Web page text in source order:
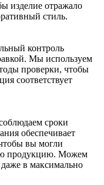
изделие отражало
стиль.
контроль
Мы используем
проверки, чтобы
соответствует
сроки
обеспечивает
вы могли
продукцию. Можем
в максимально